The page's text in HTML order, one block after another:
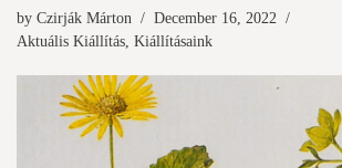
by Czirják Márton
December 16, 2022
Aktuális Kiállítás, Kiállításaink